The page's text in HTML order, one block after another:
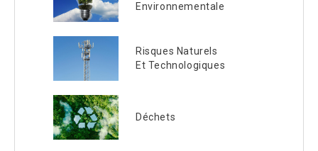
Environnementale
Risques Naturels
Et Technologiques
Déchets